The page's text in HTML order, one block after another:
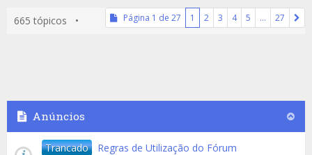
665 tópicos • Página 1 de 27 1 2 3 4 5 … 27
Anúncios
Trancado
Regras de Utilização do Fórum